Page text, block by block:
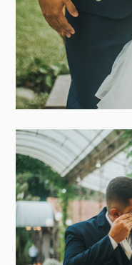
vida, com as pessoas
Ahhh, durante o
nadinha de chuva!
Se pudesse definir em
confiança e provisão.
dia! Valeu a pena ter